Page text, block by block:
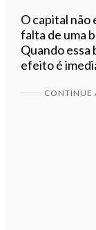
O capital não
falta de uma
Quando essa
efeito é
CONTINUE